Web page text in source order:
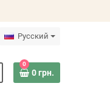
Русский
0
0 грн.